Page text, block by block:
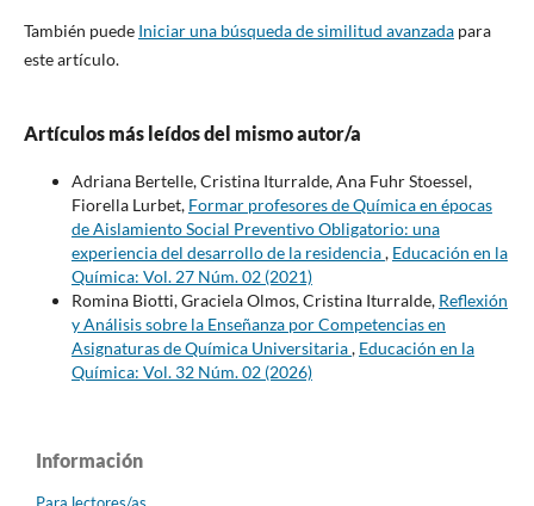
También puede Iniciar una búsqueda de similitud avanzadapara
este artículo.
Artículos más leídos del mismo autor/a
Adriana Bertelle, Cristina Iturralde, Ana Fuhr Stoessel,
Fiorella Lurbet, Formar profesores de Química en épocas
de Aislamiento Social Preventivo Obligatorio: una
experiencia del desarrollo de la residencia, Educación en la
Química: Vol. 27 Núm. 02 (2021)
Romina Biotti, Graciela Olmos, Cristina Iturralde, Reflexión
y Análisis sobre la Enseñanza por Competencias en
Asignaturas de Química Universitaria, Educación en la
Química: Vol. 32 Núm. 02 (2026)
Información